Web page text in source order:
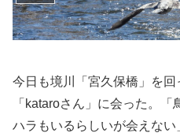
今日も境川「宮久保橋」を
「kataroさん」に会った。
ハラもいるらしいが会えな